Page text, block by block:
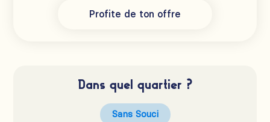
Profite de ton offre
Dans quel quartier ?
Sans Souci